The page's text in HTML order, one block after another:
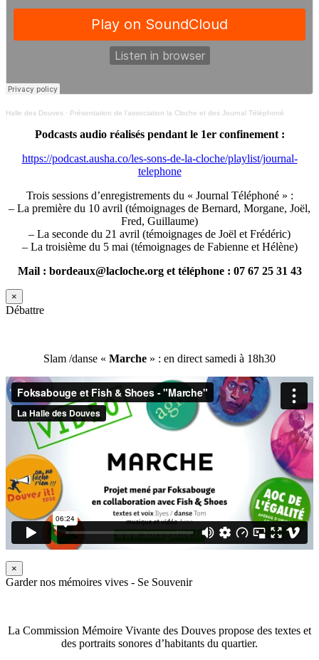
Halle des Douves · Présentation de l’association la Cloche et des Journal Téléphoné
Podcasts audio réalisés pendant le 1er confinement :
https://podcast.ausha.co/les-sons-de-la-cloche/playlist/journal-
telephone
Trois sessions d’enregistrements du « Journal Téléphoné » :
– La première du 10 avril (témoignages de Bernard, Morgane, Joël,
Fred, Guillaume)
– La seconde du 21 avril (témoignages de Joël et Frédéric)
– La troisième du 5 mai (témoignages de Fabienne et Hélène)
Mail : bordeaux@lacloche.org et téléphone : 07 67 25 31 43
×
Débattre
Slam /danse « Marche » : en direct samedi à 18h30
×
Garder nos mémoires vives - Se Souvenir
La Commission Mémoire Vivante des Douves propose des textes et
des portraits sonores d’habitants du quartier.